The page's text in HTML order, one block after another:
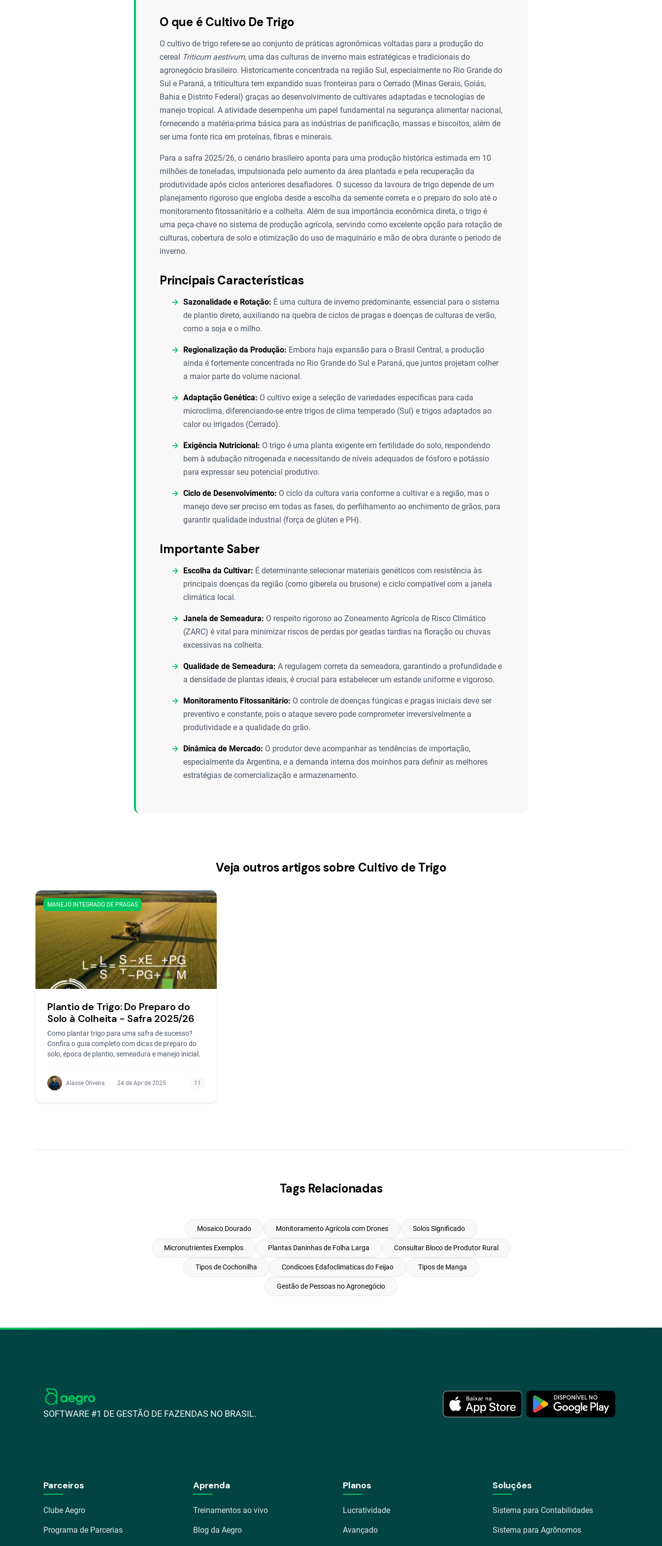
O que é Cultivo De Trigo
O cultivo de trigo refere-se ao conjunto de práticas agronômicas voltadas para a produção do
cereal Triticum aestivum, uma das culturas de inverno mais estratégicas e tradicionais do
agronegócio brasileiro. Historicamente concentrada na região Sul, especialmente no Rio Grande do
Sul e Paraná, a triticultura tem expandido suas fronteiras para o Cerrado (Minas Gerais, Goiás,
Bahia e Distrito Federal) graças ao desenvolvimento de cultivares adaptadas e tecnologias de
manejo tropical. A atividade desempenha um papel fundamental na segurança alimentar nacional,
fornecendo a matéria-prima básica para as indústrias de panificação, massas e biscoitos, além de
ser uma fonte rica em proteínas, fibras e minerais.
Para a safra 2025/26, o cenário brasileiro aponta para uma produção histórica estimada em 10
milhões de toneladas, impulsionada pelo aumento da área plantada e pela recuperação da
produtividade após ciclos anteriores desafiadores. O sucesso da lavoura de trigo depende de um
planejamento rigoroso que engloba desde a escolha da semente correta e o preparo do solo até o
monitoramento fitossanitário e a colheita. Além de sua importância econômica direta, o trigo é
uma peça-chave no sistema de produção agrícola, servindo como excelente opção para rotação de
culturas, cobertura de solo e otimização do uso de maquinário e mão de obra durante o período de
inverno.
Principais Características
Sazonalidade e Rotação: É uma cultura de inverno predominante, essencial para o sistema
de plantio direto, auxiliando na quebra de ciclos de pragas e doenças de culturas de verão,
como a soja e o milho.
Regionalização da Produção: Embora haja expansão para o Brasil Central, a produção
ainda é fortemente concentrada no Rio Grande do Sul e Paraná, que juntos projetam colher
a maior parte do volume nacional.
Adaptação Genética: O cultivo exige a seleção de variedades específicas para cada
microclima, diferenciando-se entre trigos de clima temperado (Sul) e trigos adaptados ao
calor ou irrigados (Cerrado).
Exigência Nutricional: O trigo é uma planta exigente em fertilidade do solo, respondendo
bem à adubação nitrogenada e necessitando de níveis adequados de fósforo e potássio
para expressar seu potencial produtivo.
Ciclo de Desenvolvimento: O ciclo da cultura varia conforme a cultivar e a região, mas o
manejo deve ser preciso em todas as fases, do perfilhamento ao enchimento de grãos, para
garantir qualidade industrial (força de glúten e PH).
Importante Saber
Escolha da Cultivar: É determinante selecionar materiais genéticos com resistência às
principais doenças da região (como giberela ou brusone) e ciclo compatível com a janela
climática local.
Janela de Semeadura: O respeito rigoroso ao Zoneamento Agrícola de Risco Climático
(ZARC) é vital para minimizar riscos de perdas por geadas tardias na floração ou chuvas
excessivas na colheita.
Qualidade de Semeadura: A regulagem correta da semeadora, garantindo a profundidade e
a densidade de plantas ideais, é crucial para estabelecer um estande uniforme e vigoroso.
Monitoramento Fitossanitário: O controle de doenças fúngicas e pragas iniciais deve ser
preventivo e constante, pois o ataque severo pode comprometer irreversivelmente a
produtividade e a qualidade do grão.
Dinâmica de Mercado: O produtor deve acompanhar as tendências de importação,
especialmente da Argentina, e a demanda interna dos moinhos para definir as melhores
estratégias de comercialização e armazenamento.
Veja outros artigos sobre Cultivo de Trigo
MANEJO INTEGRADO DE PRAGAS
Plantio de Trigo: Do Preparo do
Solo à Colheita - Safra 2025/26
Como plantar trigo para uma safra de sucesso?
Confira o guia completo com dicas de preparo do
solo, época de plantio, semeadura e manejo inicial.
Alasse Oliveira 24 de Apr de 2025 11
Tags Relacionadas
Mosaico Dourado Monitoramento Agrícola com Drones Solos Significado
Micronutrientes Exemplos Plantas Daninhas de Folha Larga Consultar Bloco de Produtor Rural
Tipos de Cochonilha Condicoes Edafoclimaticas do Feijao Tipos de Manga
Gestão de Pessoas no Agronegócio
SOFTWARE #1 DE GESTÃO DE FAZENDAS NO BRASIL.
Parceiros
Clube Aegro
Programa de Parcerias
Aprenda
Treinamentos ao vivo
Blog da Aegro
Planos
Lucratividade
Avançado
Soluções
Sistema para Contabilidades
Sistema para Agrônomos